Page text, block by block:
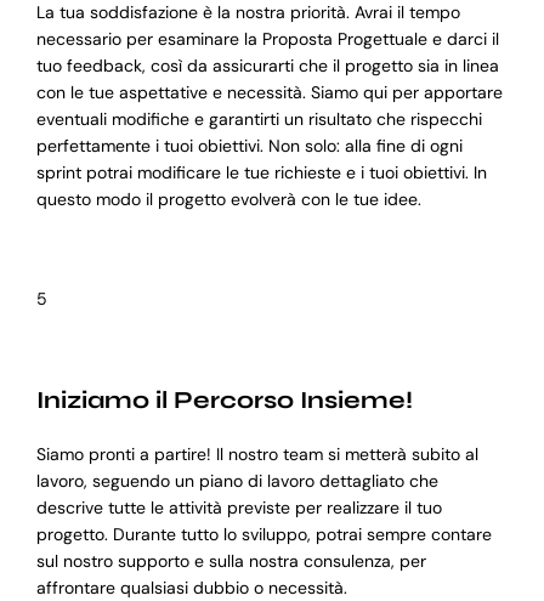
La tua soddisfazione è la nostra priorità. Avrai il tempo
necessario per esaminare la Proposta Progettuale e darci il
tuo feedback, così da assicurarti che il progetto sia in linea
con le tue aspettative e necessità. Siamo qui per apportare
eventuali modifiche e garantirti un risultato che rispecchi
perfettamente i tuoi obiettivi. Non solo: alla fine di ogni
sprint potrai modificare le tue richieste e i tuoi obiettivi. In
questo modo il progetto evolverà con le tue idee.
5
Iniziamo il Percorso Insieme!
Siamo pronti a partire! Il nostro team si metterà subito al
lavoro, seguendo un piano di lavoro dettagliato che
descrive tutte le attività previste per realizzare il tuo
progetto. Durante tutto lo sviluppo, potrai sempre contare
sul nostro supporto e sulla nostra consulenza, per
affrontare qualsiasi dubbio o necessità.